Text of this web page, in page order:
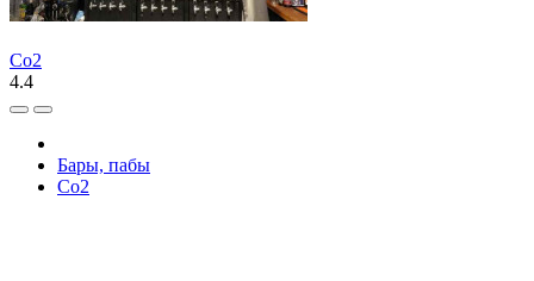
Co2
4.4
Бары, пабы
Co2